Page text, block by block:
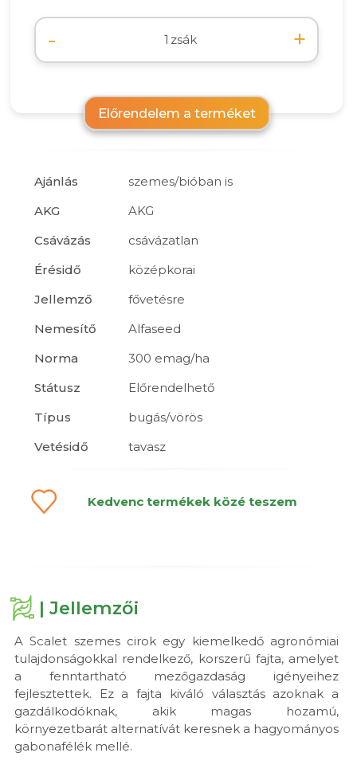
- zsák +
Előrendelem a terméket
Ajánlás
szemes/bióban is
AKG
AKG
Csávázás
csávázatlan
Érésidő
középkorai
Jellemző
fővetésre
Nemesítő
Alfaseed
Norma
300 emag/ha
Státusz
Előrendelhető
Típus
bugás/vörös
Vetésidő
tavasz
Kedvenc termékek közé teszem
| Jellemzői
A Scalet szemes cirok egy kiemelkedő agronómiai
tulajdonságokkal rendelkező, korszerű fajta, amelyet
a fenntartható mezőgazdaság igényeihez
fejlesztettek. Ez a fajta kiváló választás azoknak a
gazdálkodóknak, akik magas hozamú,
környezetbarát alternatívát keresnek a hagyományos
gabonafélék mellé.